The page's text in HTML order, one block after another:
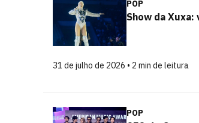
POP
Show da
31 de julho de 2026 • 2 min de leitura
POP